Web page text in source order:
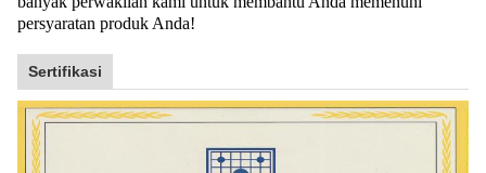
persyaratan produk Anda!
Sertifikasi